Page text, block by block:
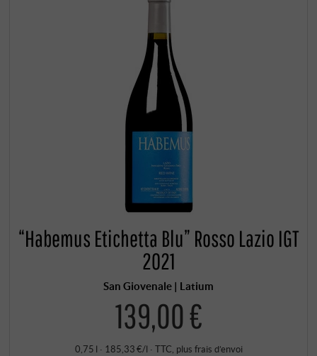
“Habemus Etichetta Blu” Rosso Lazio IGT
2021
San Giovenale | Latium
139,00 €
0,75 l · 185,33 €/l · TTC, plus frais d’envoi